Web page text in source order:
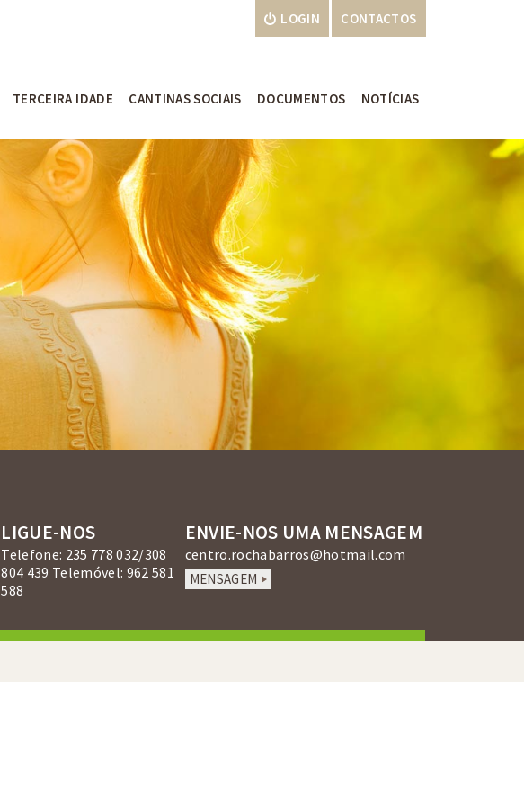
TERCEIRA IDADE CANTINAS SOCIAIS DOCUMENTOS NOTÍCIAS
LOGIN CONTACTOS
LIGUE-NOS
Telefone: 235 778 032/308
804 439 Telemóvel: 962 581
588
ENVIE-NOS UMA MENSAGEM
centro.rochabarros@hotmail.com
MENSAGEM